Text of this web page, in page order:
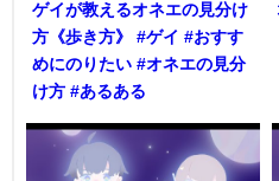
ゲイが教えるオネエの見分け
方《歩き方》 #ゲイ #おすす
めにのりたい #オネエの見分
け方 #あるある